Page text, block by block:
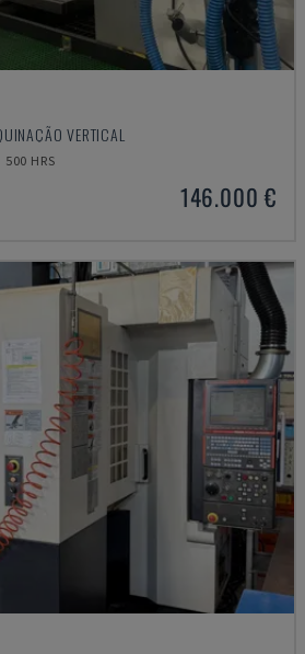
VERTICAL
500 HRS
146.000 €